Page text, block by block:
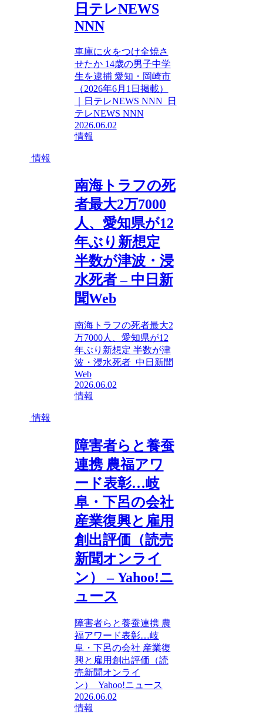
日テレNEWS
NNN
車庫に火をつけ全焼さ
せたか 14歳の男子中学
生を逮捕 愛知・岡崎市
（2026年6月1日掲載）
｜日テレNEWS NNN 日
テレNEWS NNN
2026.06.02
情報
情報
南海トラフの死
者最大2万7000
人、愛知県が12
年ぶり新想定
半数が津波・浸
水死者 – 中日新
聞Web
南海トラフの死者最大2
万7000人、愛知県が12
年ぶり新想定 半数が津
波・浸水死者 中日新聞
Web
2026.06.02
情報
情報
障害者らと養蚕
連携 農福アワ
ード表彰…岐
阜・下呂の会社
産業復興と雇用
創出評価（読売
新聞オンライ
ン） – Yahoo!ニ
ュース
障害者らと養蚕連携 農
福アワード表彰…岐
阜・下呂の会社 産業復
興と雇用創出評価（読
売新聞オンライ
ン） Yahoo!ニュース
2026.06.02
情報